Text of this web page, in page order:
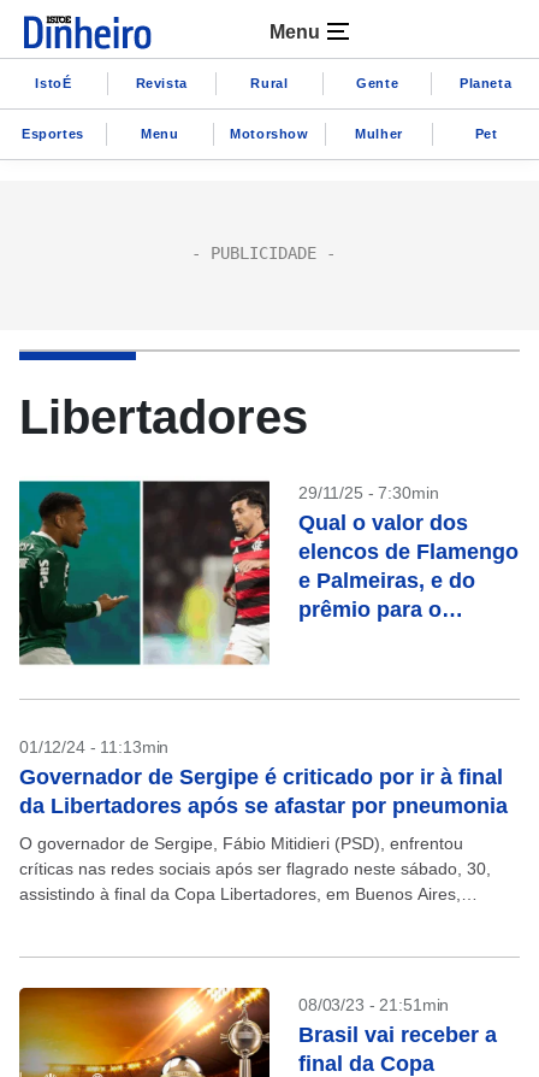
Menu
IstoÉ Revista Rural Gente Planeta
Esportes Menu Motorshow Mulher Pet
Libertadores
29/11/25 - 7:30min
Qual o valor dos
elencos de Flamengo
e Palmeiras, e do
prêmio para o
01/12/24 - 11:13min
Governador de Sergipe é criticado por ir à final
da Libertadores após se afastar por pneumonia
O governador de Sergipe, Fábio Mitidieri (PSD), enfrentou
críticas nas redes sociais após ser flagrado neste sábado, 30,
assistindo à final da Copa Libertadores, em Buenos Aires,
08/03/23 - 21:51min
Brasil vai receber a
final da Copa